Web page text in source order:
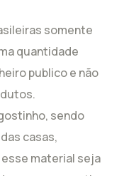
somente
quantidade
publico e não
sendo
casas,
material seja